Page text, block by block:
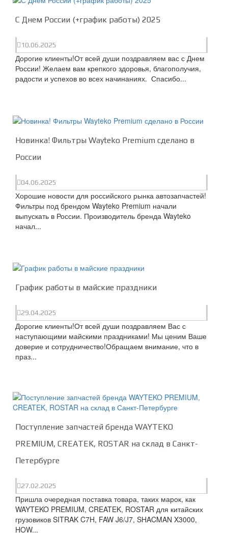
С Днем России (+график работы) 2025
10.06.2025
Дорогие клиенты!От всей души поздравляем вас с Днем
России! Желаем вам крепкого здоровья, благополучия,
радости и успехов во всех начинаниях. Спасибо...
Новинка! Фильтры Wayteko Premium сделано в
России
04.06.2025
Хорошие новости для российского рынка автозапчастей!
Фильтры под брендом Wayteko Premium начали
выпускать в России. Производитель бренда Wayteko
начал...
График работы в майские праздники
29.04.2025
Дорогие клиенты!От всей души поздравляем Вас с
наступающими майскими праздниками! Мы ценим Ваше
доверие и сотрудничество!Обращаем внимание, что в
праз...
Поступление запчастей бренда WAYTEKO
PREMIUM, CREATEK, ROSTAR на склад в Санкт-
Петербурге
27.02.2025
Пришла очередная поставка товара, таких марок, как
WAYTEKO PREMIUM, CREATEK, ROSTAR для китайских
грузовиков SITRAK C7H, FAW J6/J7, SHACMAN X3000,
HOW...